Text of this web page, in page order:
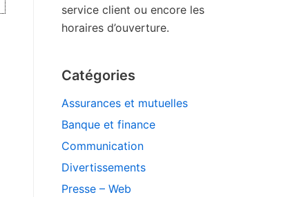
service client ou encore les
horaires d’ouverture.
Catégories
Assurances et mutuelles
Banque et finance
Communication
Divertissements
Presse – Web